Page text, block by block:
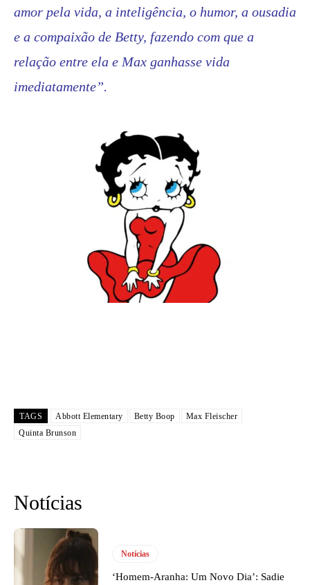
amor pela vida, a inteligência, o humor, a ousadia
e a compaixão de Betty, fazendo com que a
relação entre ela e Max ganhasse vida
imediatamente”.
TAGS Abbott Elementary Betty Boop
Max Fleischer
Quinta Brunson
Notícias
Notícias
‘Homem-Aranha: Um Novo Dia’: Sadie